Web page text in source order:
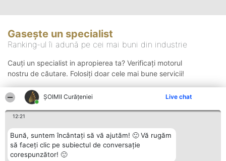
ȘOIMII Curățeniei Live chat
12:21
Bună, suntem încântați să vă ajutăm! 🙂 Vă rugăm
să faceți clic pe subiectul de conversație
corespunzător! 🙂
Gasește un specialist
Ranking-ul îi adună pe cei mai buni din industrie
Cauți un specialist in apropierea ta? Verificați motorul
nostru de căutare. Folosiți doar cele mai bune servicii!